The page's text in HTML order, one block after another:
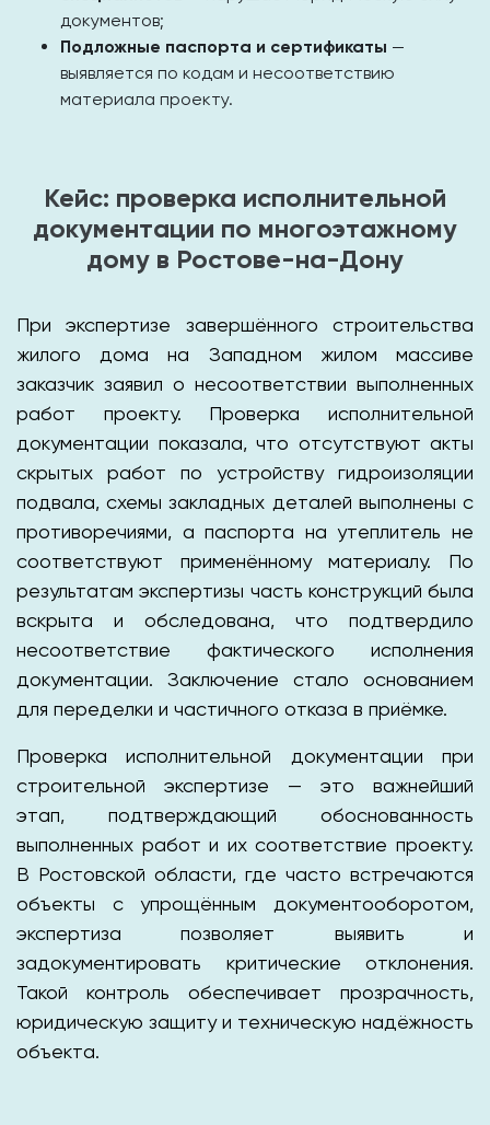
документов;
Подложные паспорта и сертификаты —
выявляется по кодам и несоответствию
материала проекту.
Кейс: проверка исполнительной
документации по многоэтажному
дому в Ростове-на-Дону
При экспертизе завершённого строительства
жилого дома на Западном жилом массиве
заказчик заявил о несоответствии выполненных
работ проекту. Проверка исполнительной
документации показала, что отсутствуют акты
скрытых работ по устройству гидроизоляции
подвала, схемы закладных деталей выполнены с
противоречиями, а паспорта на утеплитель не
соответствуют применённому материалу. По
результатам экспертизы часть конструкций была
вскрыта и обследована, что подтвердило
несоответствие фактического исполнения
документации. Заключение стало основанием
для переделки и частичного отказа в приёмке.
Проверка исполнительной документации при
строительной экспертизе — это важнейший
этап, подтверждающий обоснованность
выполненных работ и их соответствие проекту.
В Ростовской области, где часто встречаются
объекты с упрощённым документооборотом,
экспертиза позволяет выявить и
задокументировать критические отклонения.
Такой контроль обеспечивает прозрачность,
юридическую защиту и техническую надёжность
объекта.